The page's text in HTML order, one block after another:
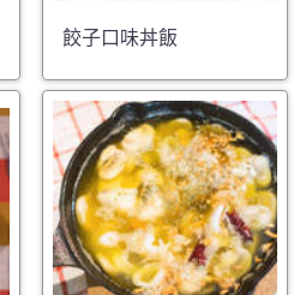
餃子口味丼飯